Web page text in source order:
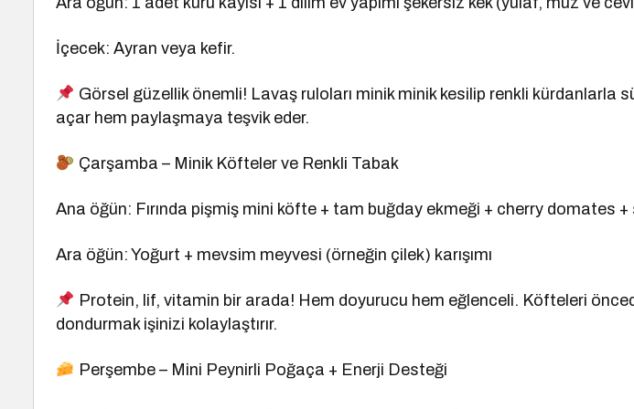
İçecek: Ayran veya kefir.
Görsel güzellik önemli! Lavaş ruloları minik minik kesilip renkli kürdanlarla
açar hem paylaşmaya teşvik eder.
Çarşamba – Minik Köfteler ve Renkli Tabak
Ana öğün: Fırında pişmiş mini köfte + tam buğday ekmeği + cherry domates +
Ara öğün: Yoğurt + mevsim meyvesi (örneğin çilek) karışımı
Protein, lif, vitamin bir arada! Hem doyurucu hem eğlenceli. Köfteleri
dondurmak işinizi kolaylaştırır.
Perşembe – Mini Peynirli Poğaça + Enerji Desteği